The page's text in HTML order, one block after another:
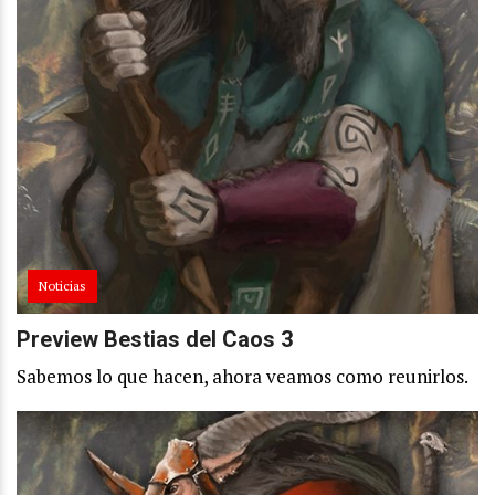
Noticias
Preview Bestias del Caos 3
Sabemos lo que hacen, ahora veamos como reunirlos.